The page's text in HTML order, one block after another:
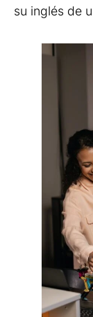
su inglés de